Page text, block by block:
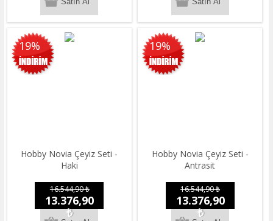
19%
Hobby Novia Çeyiz Seti -
Haki
16.544,90 ₺
13.376,90
₺
19%
Hobby Novia Çeyiz Seti -
Antrasit
16.544,90 ₺
13.376,90
₺